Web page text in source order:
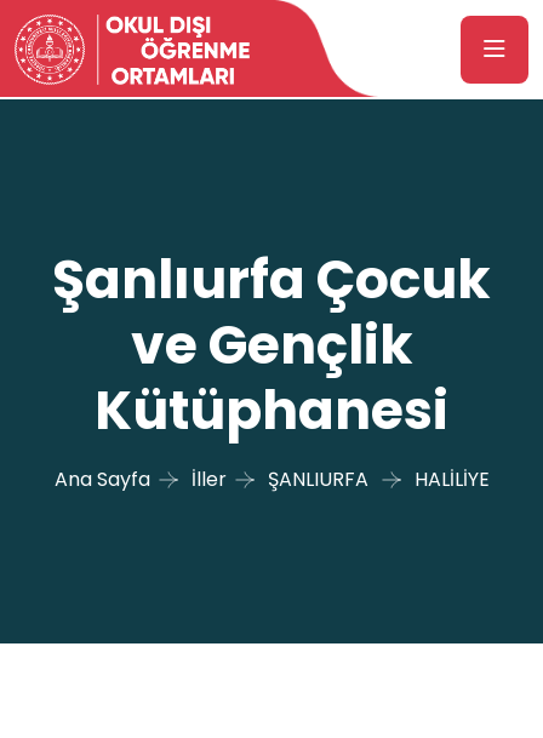
Şanlıurfa Çocuk
ve Gençlik
Kütüphanesi
Ana Sayfa İller ŞANLIURFA HALİLİYE